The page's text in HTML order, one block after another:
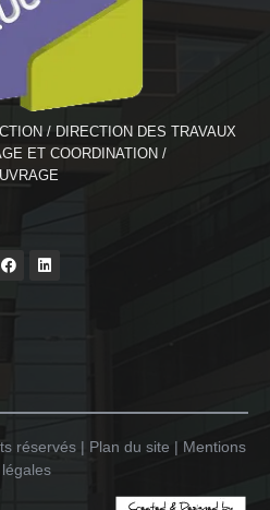
/ DIRECTION DES TRAVAUX
ET COORDINATION /
réservés | Plan du site | Mentions
légales